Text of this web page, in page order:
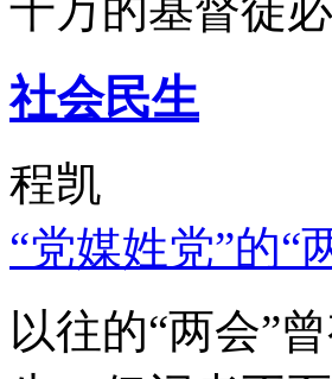
社会民生
程凯
“党媒姓党”的“
以往的“两会”